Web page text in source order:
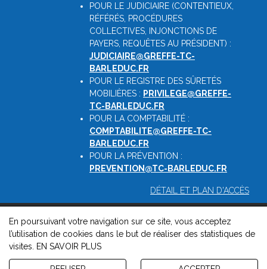
POUR LE JUDICIAIRE (CONTENTIEUX,
RÉFÉRÉS, PROCÉDURES
COLLECTIVES, INJONCTIONS DE
PAYERS, REQUÊTES AU PRÉSIDENT) :
JUDICIAIRE@GREFFE-TC-
BARLEDUC.FR
POUR LE REGISTRE DES SÛRETÉS
MOBILIÈRES : PRIVILEGE@GREFFE-
TC-BARLEDUC.FR
POUR LA COMPTABILITÉ :
COMPTABILITE@GREFFE-TC-
BARLEDUC.FR
POUR LA PRÉVENTION :
PREVENTION@TC-BARLEDUC.FR
DÉTAIL ET PLAN D'ACCÈS
© 2026, Greffe du Tribunal de Commerce de Barleduc -
Mentions légales-Contact -Gestion des cookies-Politique de
confidentialité et de cookies
Version : 1.8.1
En poursuivant votre navigation sur ce site, vous acceptez
l’utilisation de cookies dans le but de réaliser des statistiques de
visites.
EN SAVOIR PLUS